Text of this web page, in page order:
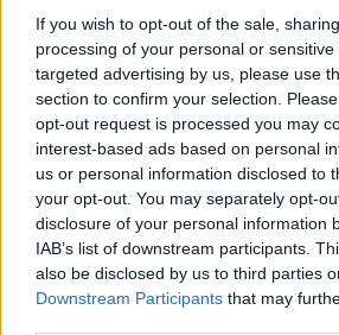
If you wish to opt-out of the sale,
processing of your personal or
targeted advertising by us, please use
section to confirm your selection.
opt-out request is processed you may
interest-based ads based on personal
us or personal information disclosed to
your opt-out. You may separately opt-
disclosure of your personal information
IAB’s list of downstream participants.
also be disclosed by us to third parties
Downstream Participants that may
Myszy, jeśli jeszcze myślały w
IEM Katowice, musiały
Anciencie. Jej początek jednak
ekipy Szkaradka, co poprzednio.
zanim po jej stronie pojawił się
musiało minąć nie sześć, a aż
oznaczało to bynajmniej, że to
momentu kontrolę. FaZe nadal
efekcie przed zmianą stron
awansu do finału brakowało już